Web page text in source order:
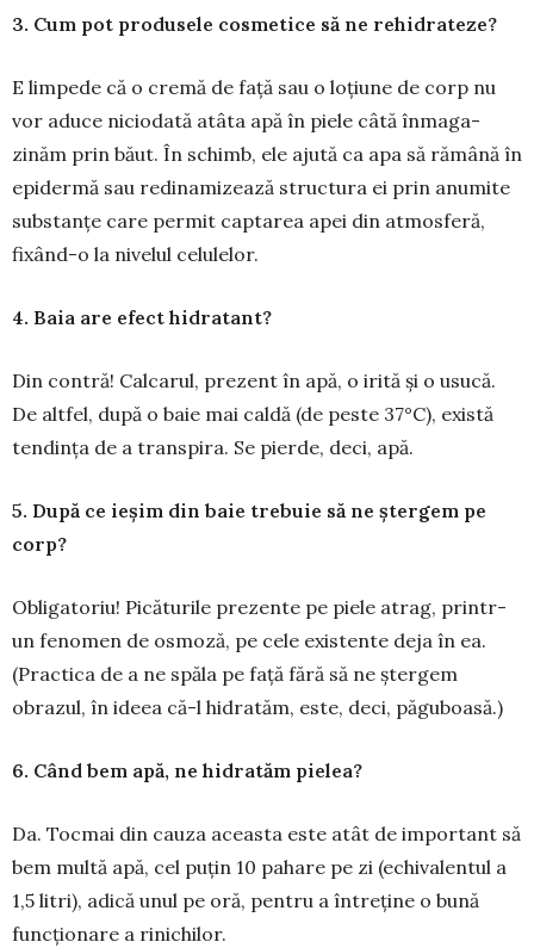
3. Cum pot produsele cosmetice să ne rehidrateze?
E limpede că o cremă de față sau o loțiune de corp nu
vor aduce nicio­dată atâta apă în piele câtă înmaga­
zinăm prin băut. În schimb, ele ajută ca apa să ră­mână în
epidermă sau redinamizează structura ei prin anu­mite
substanțe care permit captarea apei din atmosferă,
fixând-o la ni­velul celulelor.
4. Baia are efect hidratant?
Din contră! Calcarul, prezent în apă, o irită și o usucă.
De altfel, după o baie mai caldă (de peste 37°C), există
ten­dința de a transpira. Se pier­de, deci, apă.
5. După ce ieșim din baie trebuie să ne ștergem pe
corp?
Obligatoriu! Picăturile prezente pe piele atrag, printr-
un fenomen de os­mo­ză, pe cele existente deja în ea.
(Prac­tica de a ne spăla pe față fără să ne șter­gem
obrazul, în ideea că-l hidratăm, este, deci, păguboasă.)
6. Când bem apă, ne hidratăm pielea?
Da. Tocmai din cauza aceasta este atât de important să
bem multă apă, cel puțin 10 pahare pe zi (echi­valentul a
1,5 litri), adică unul pe oră, pentru a între­ține o bună
funcționare a rinichilor.